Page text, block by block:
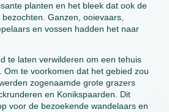
planten en het bleek dat ook de
Ganzen, ooievaars,
en vossen hadden het naar
te laten verwilderen om een tehuis
Om te voorkomen dat het gebied zou
zogenaamde grote grazers
en Konikspaarden. Dit
voor de bezoekende wandelaars en